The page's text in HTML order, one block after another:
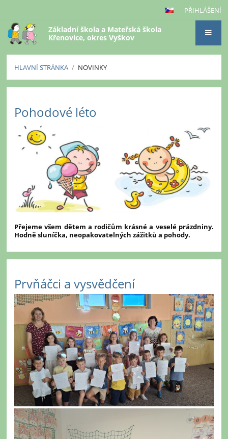
PŘIHLÁŠENÍ
Základní škola a Mateřská škola
Křenovice, okres Vyškov
HLAVNÍ STRÁNKA / NOVINKY
Pohodové léto
Přejeme všem dětem a rodičům krásné a veselé prázdniny.
Hodně sluníčka, neopakovatelných zážitků a pohody.
Prvňáčci a vysvědčení